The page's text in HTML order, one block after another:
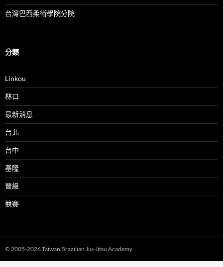
台灣巴西柔術學院分院
分類
Linkou
林口
最新消息
台北
台中
基隆
晉級
競賽
© 2005-2026 Taiwan Brazilian Jiu-Jitsu Academy